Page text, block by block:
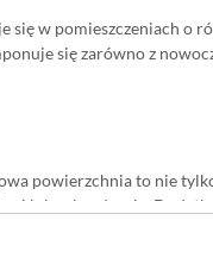
się w pomieszczeniach o
się zarówno z
powierzchnia to nie
lub zabrudzenia.